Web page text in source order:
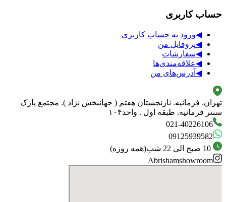
حساب کاربری
◀ورود به حساب کاربری
◀پروفایل من
◀سفارشات
◀علاقه‌مندی‌ها
◀ آدرس‌های من
تهران. فرمانیه. نارنجستان هفتم ( جهانبخش نژاد ). مجتمع پارک
سنتر فرمانیه. طبقه اول . واحد۱۰۴
021-40226106
09125939582
10 صبح الی 22 شب
(همه روزه)
Abrishamshowroom